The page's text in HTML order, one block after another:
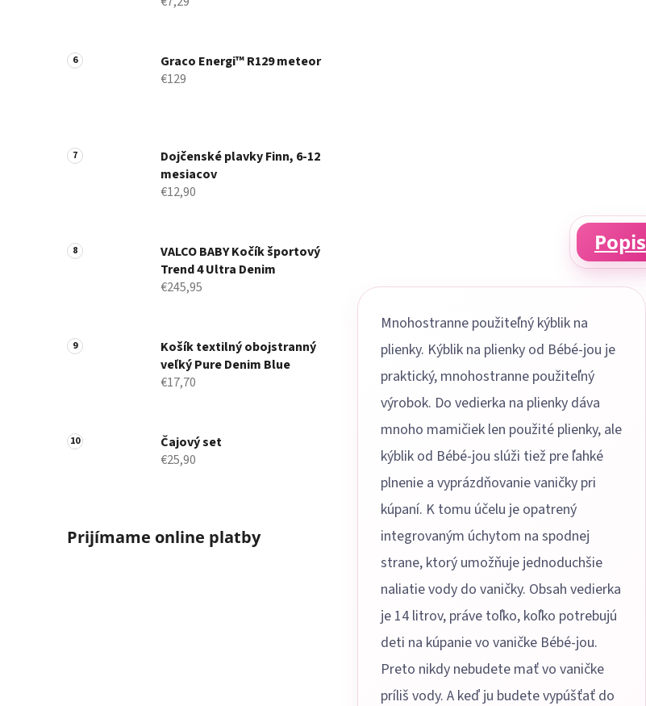
Graco Energi™ R129 meteor
€129
Dojčenské plavky Finn, 6-12
mesiacov
€12,90
VALCO BABY Kočík športový
Trend 4 Ultra Denim
€245,95
Košík textilný obojstranný
veľký Pure Denim Blue
€17,70
Čajový set
€25,90
Prijímame online platby
Popis
Mnohostranne použiteľný kýblik na
plienky. Kýblik na plienky od Bébé-jou je
praktický, mnohostranne použiteľný
výrobok. Do vedierka na plienky dáva
mnoho mamičiek len použité plienky, ale
kýblik od Bébé-jou slúži tiež pre ľahké
plnenie a vyprázdňovanie vaničky pri
kúpaní. K tomu účelu je opatrený
integrovaným úchytom na spodnej
strane, ktorý umožňuje jednoduchšie
naliatie vody do vaničky. Obsah vedierka
je 14 litrov, práve toľko, koľko potrebujú
deti na kúpanie vo vaničke Bébé-jou.
Preto nikdy nebudete mať vo vaničke
príliš vody. A keď ju budete vypúšťať do